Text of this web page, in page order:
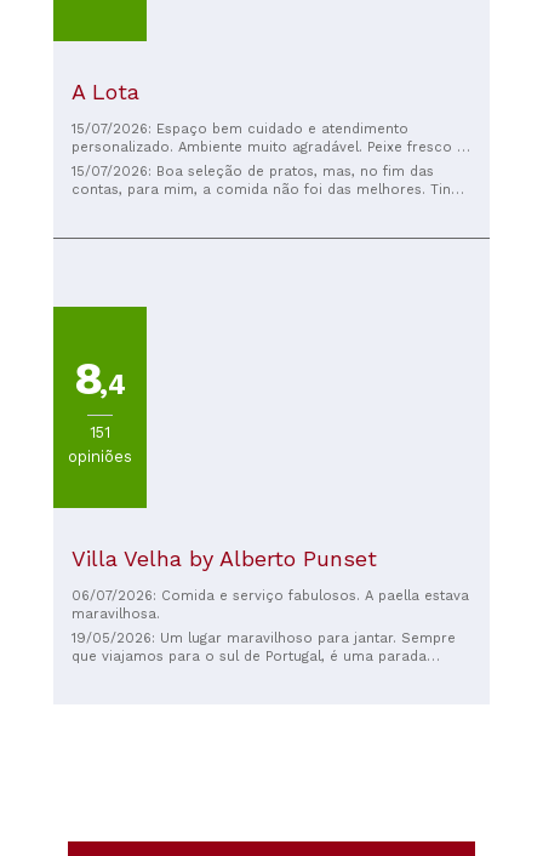
A Lota
15/07/2026: Espaço bem cuidado e atendimento
personalizado. Ambiente muito agradável. Peixe fresco e
excelente. Altamente recomendado.
15/07/2026: Boa seleção de pratos, mas, no fim das
contas, para mim, a comida não foi das melhores. Tinha
mesmo sendo os ÚNICOS clientes no restaurante.
8,4
151
opiniões
Villa Velha by Alberto Punset
06/07/2026: Comida e serviço fabulosos. A paella estava
maravilhosa.
19/05/2026: Um lugar maravilhoso para jantar. Sempre
que viajamos para o sul de Portugal, é uma parada